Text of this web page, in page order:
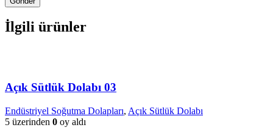
İlgili ürünler
Açık Sütlük Dolabı 03
Endüstriyel Soğutma Dolapları, Açık Sütlük Dolabı
5 üzerinden 0 oy aldı